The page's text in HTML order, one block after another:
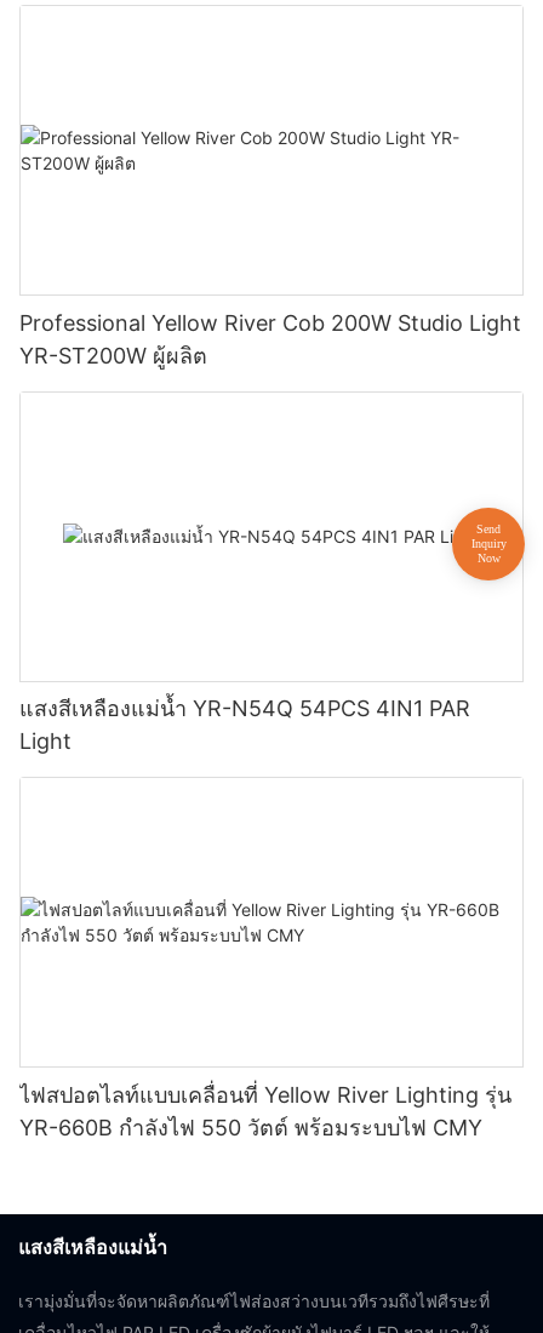
Professional Yellow River Cob 200W Studio Light
YR-ST200W ผู้ผลิต
แสงสีเหลืองแม่น้ำ YR-N54Q 54PCS 4IN1 PAR
Light
ไฟสปอตไลท์แบบเคลื่อนที่ Yellow River Lighting รุ่น
YR-660B กำลังไฟ 550 วัตต์ พร้อมระบบไฟ CMY
แสงสีเหลืองแม่น้ำ
เรามุ่งมั่นที่จะจัดหาผลิตภัณฑ์ไฟส่องสว่างบนเวทีรวมถึงไฟศีรษะที่